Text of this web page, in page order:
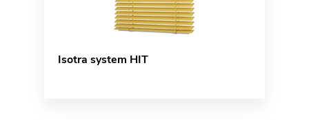
Isotra system HIT